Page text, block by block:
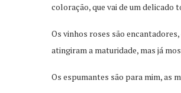
coloração, que vai de um delicado
Os vinhos roses são
atingiram a maturidade, mas já
Os espumantes são para mim, as